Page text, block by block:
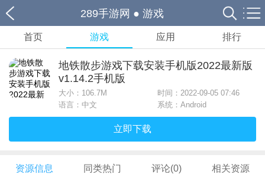
289手游网 ● 游戏
首页 游戏 应用 排行
地铁散步游戏下载安装手机版2022最新版
v1.14.2手机版
大小： 106.7M
时间：2022-09-05 07:46
语言：中文
系统：Android
立即下载
资源信息 同类热门 评论(0) 相关资源